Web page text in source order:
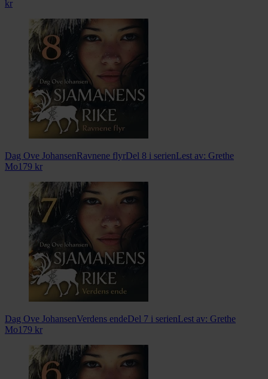
kr
Dag Ove JohansenRavnene flyrDel 8 i serienLest av: Grethe
Mo179 kr
Dag Ove JohansenVerdens endeDel 7 i serienLest av: Grethe
Mo179 kr